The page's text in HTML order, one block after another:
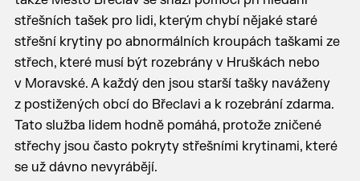
střešních tašek pro lidi, kterým chybí nějaké staré
střešní krytiny po abnormálních kroupách taškami ze
střech, které musí být rozebrány v Hruškách nebo
v Moravské. A každý den jsou starší tašky naváženy
z postižených obcí do Břeclavi a k rozebrání zdarma.
Tato služba lidem hodně pomáhá, protože zničené
střechy jsou často pokryty střešními krytinami, které
se už dávno nevyrábějí.